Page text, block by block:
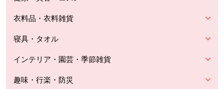
衣料品・衣料雑貨
寝具・タオル
インテリア・園芸・季節雑貨
趣味・行楽・防災